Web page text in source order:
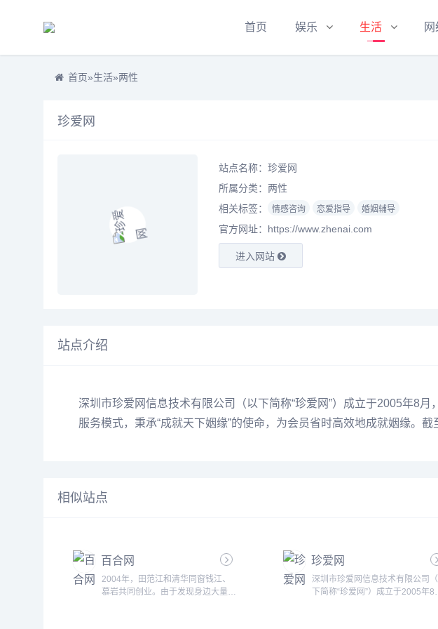
首页 娱乐 生活
首页»生活»两性
珍爱网
站点名称：珍爱网
所属分类： 两性
相关标签：
情感咨询 恋爱指导 婚姻辅导
官方网址：https://www.zhenai.com
进入网站
站点介绍
深圳市珍爱网信息技术有限公司（以下简称“珍爱网”）成立于2005年8
服务模式，秉承“成就天下姻缘”的使命，为会员省时高效地成就姻缘。
相似站点
百合网
2004年，田范江和清华同窗钱江、
慕岩共同创业。由于发现身边大量单
珍爱网
深圳市珍爱网信息技术有限公司
下简称“珍爱网”）成立于2005年8